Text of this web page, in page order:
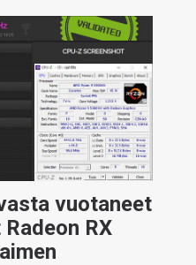
vuotaneet
RX